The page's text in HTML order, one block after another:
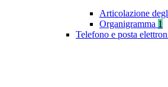
Articolazione
Organigramma 1
Telefono e posta